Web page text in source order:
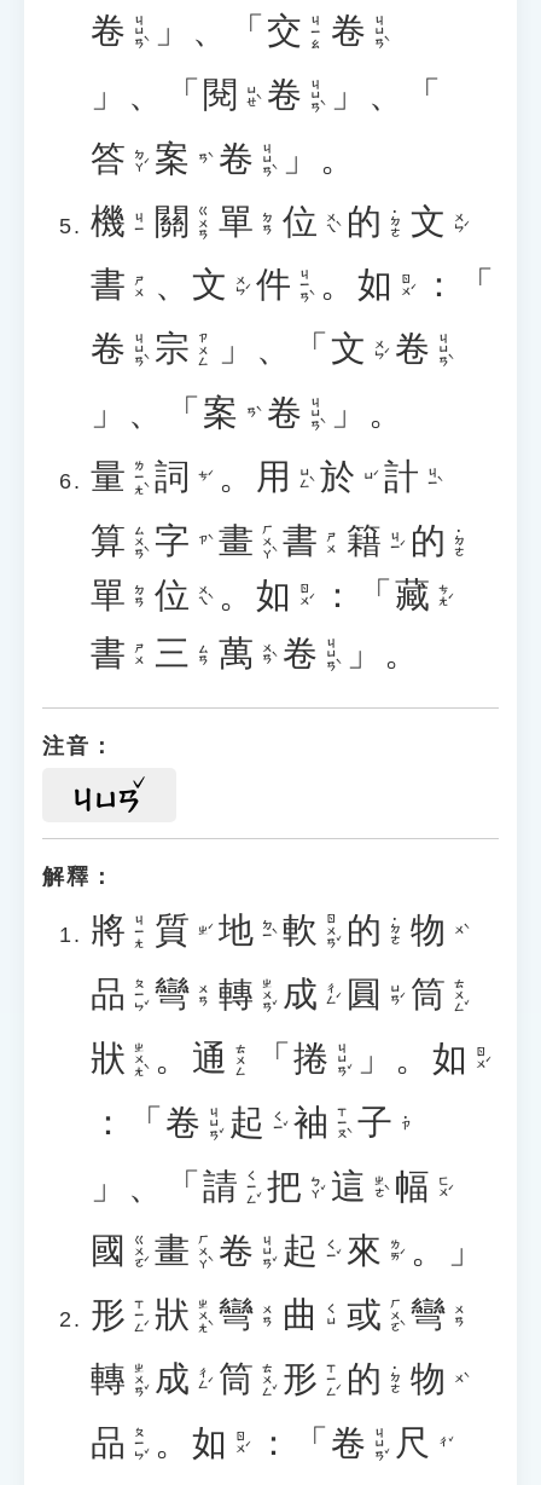
卷 ㄐㄩㄢˋ 」、「 交 ㄐㄧㄠ 卷 ㄐㄩㄢˋ
」、「 閱 ㄩㄝˋ 卷 ㄐㄩㄢˋ
」、「
答 ㄉㄚˊ 案 ㄢˋ 卷 ㄐㄩㄢˋ
」。
機 ㄐㄧ 關 ㄍㄨㄢ 單 ㄉㄢ 位 ㄨㄟˋ 的 ˙ㄉㄜ 文 ㄨㄣˊ
書 ㄕㄨ 、 文 ㄨㄣˊ 件 ㄐㄧㄢˋ 。 如 ㄖㄨˊ
：「
卷 ㄐㄩㄢˋ 宗 ㄗㄨㄥ 」、「 文 ㄨㄣˊ 卷 ㄐㄩㄢˋ
」、「 案 ㄢˋ 卷 ㄐㄩㄢˋ
」。
量 ㄌㄧㄤˋ 詞 ㄘˊ 。 用 ㄩㄥˋ 於 ㄩˊ 計 ㄐㄧˋ
算 ㄙㄨㄢˋ 字 ㄗˋ 畫 ㄏㄨㄚˋ 書 ㄕㄨ 籍 ㄐㄧˊ 的 ˙ㄉㄜ
單 ㄉㄢ 位 ㄨㄟˋ 。 如 ㄖㄨˊ ：「 藏 ㄘㄤˊ
書 ㄕㄨ 三 ㄙㄢ 萬 ㄨㄢˋ 卷 ㄐㄩㄢˋ 」。
注音：
ㄐㄩㄢ
解釋：
將 ㄐㄧㄤ 質 ㄓˊ 地 ㄉㄧˋ 軟 ㄖㄨㄢˇ 的 ˙ㄉㄜ 物 ㄨˋ
品 ㄆㄧㄣˇ 彎 ㄨㄢ 轉 ㄓㄨㄢˇ 成 ㄔㄥˊ 圓 ㄩㄢˊ 筒 ㄊㄨㄥˇ
狀 ㄓㄨㄤˋ 。 通 ㄊㄨㄥ 「 捲 ㄐㄩㄢˇ 」。 如 ㄖㄨˊ
：「 卷 ㄐㄩㄢˇ 起 ㄑㄧˇ 袖 ㄒㄧㄡˋ 子 ˙ㄗ
」、「 請 ㄑㄧㄥˇ 把 ㄅㄚˇ 這 ㄓㄜˋ 幅 ㄈㄨˊ
國 ㄍㄨㄛˊ 畫 ㄏㄨㄚˋ 卷 ㄐㄩㄢˇ 起 ㄑㄧˇ 來 ㄌㄞˊ 。」
形 ㄒㄧㄥˊ 狀 ㄓㄨㄤˋ 彎 ㄨㄢ 曲 ㄑㄩ 或 ㄏㄨㄛˋ 彎 ㄨㄢ
轉 ㄓㄨㄢˇ 成 ㄔㄥˊ 筒 ㄊㄨㄥˇ 形 ㄒㄧㄥˊ 的 ˙ㄉㄜ 物 ㄨˋ
品 ㄆㄧㄣˇ 。 如 ㄖㄨˊ ：「 卷 ㄐㄩㄢˇ 尺 ㄔˇ